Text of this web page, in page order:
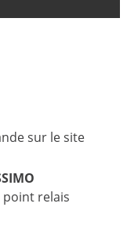
sur le site
point relais